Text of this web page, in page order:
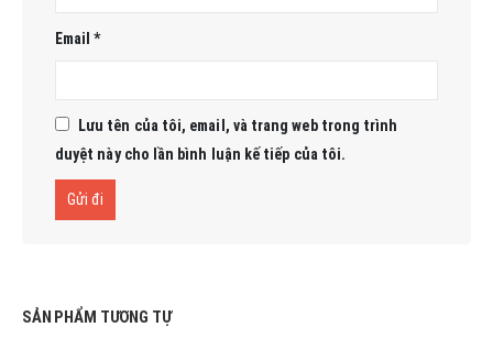
Email*
Lưu tên của tôi, email, và trang web trong trình
duyệt này cho lần bình luận kế tiếp của tôi.
SẢN PHẨM TƯƠNG TỰ